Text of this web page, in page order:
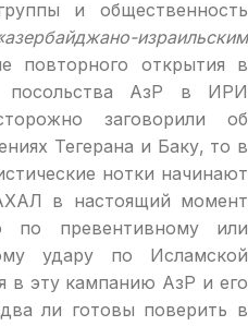
и общественность
израильским
повторного открытия в
посольства АзР в ИРИ
заговорили об
Тегерана и Баку, то в
нотки начинают
в настоящий момент
по превентивному или
удару по Исламской
в эту кампанию АзР и его
ли готовы поверить в